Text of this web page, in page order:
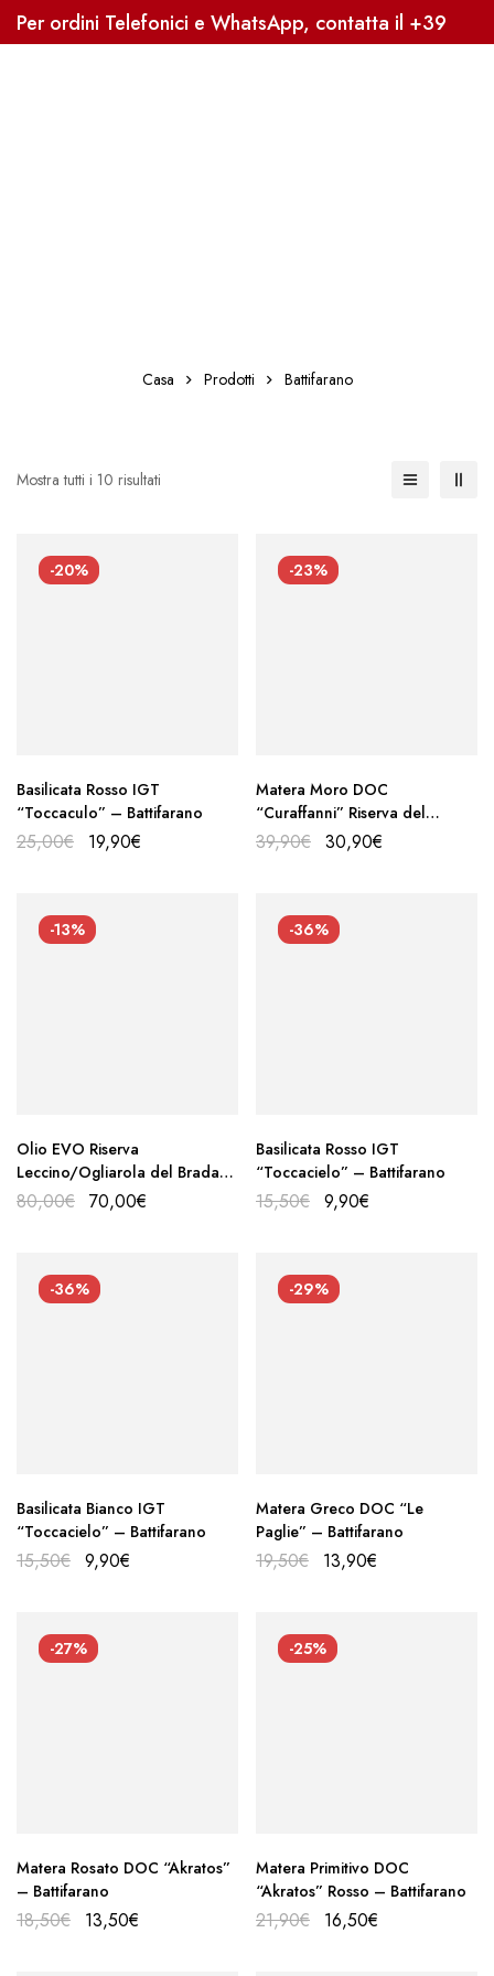
Per ordini Telefonici e WhatsApp, contatta il +39
3338041363, Sped. Gratuita oltre i 59€
Casa Prodotti Battifarano
Mostra tutti i 10 risultati
-20%
Basilicata Rosso IGT
“Toccaculo” – Battifarano
25,00€ 19,90€
-23%
Matera Moro DOC
“Curaffanni” Riserva del
Fondatore – Battifarano
39,90€ 30,90€
-13%
Olio EVO Riserva
Leccino/Ogliarola del Bradano
2025/26 – Battifarano
80,00€ 70,00€
-36%
Basilicata Rosso IGT
“Toccacielo” – Battifarano
15,50€ 9,90€
-36%
Basilicata Bianco IGT
“Toccacielo” – Battifarano
15,50€ 9,90€
-29%
Matera Greco DOC “Le
Paglie” – Battifarano
19,50€ 13,90€
-27%
Matera Rosato DOC “Akratos”
– Battifarano
18,50€ 13,50€
-25%
Matera Primitivo DOC
“Akratos” Rosso – Battifarano
21,90€ 16,50€